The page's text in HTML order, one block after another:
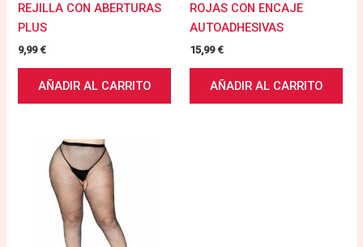
REJILLA CON ABERTURAS
PLUS
9,99€
AÑADIR AL CARRITO
ROJAS CON ENCAJE
AUTOADHESIVAS
15,99€
AÑADIR AL CARRITO